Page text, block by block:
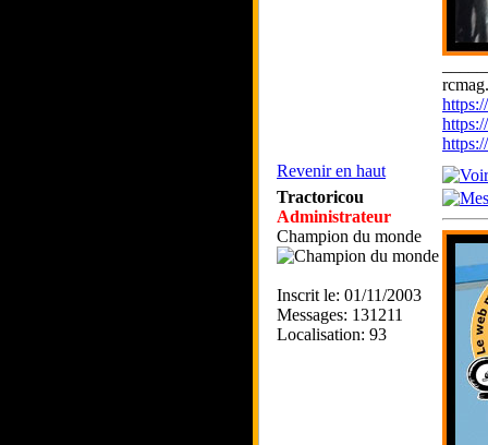
Revenir en haut
Tractoricou
Administrateur
Champion du monde
Inscrit le: 01/11/2003
Messages: 131211
Localisation: 93